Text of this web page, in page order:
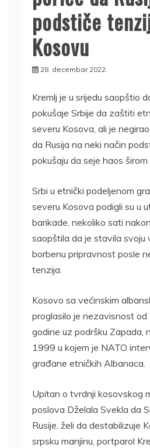
podstiče
Kosovu
28. decembar 2022.
Kremlj je u srijedu saopštio
pokušaje Srbije da zaštiti
severu Kosova, ali je
da Rusija na neki način
pokušaju da seje haos širom
Srbi u etnički podeljenom
severu Kosova podigli su u
barikade, nekoliko sati
saopštila da je stavila svoju
borbenu pripravnost posle
tenzija.
Kosovo sa većinskim
proglasilo je nezavisnost od
godine uz podršku Zapada,
1999 u kojem je NATO
građane etničkih Albanaca.
Upitan o tvrdnji kosovskog
poslova Dželala Svekla da
Rusije, želi da destabilizuje
srpsku manjinu, portparol